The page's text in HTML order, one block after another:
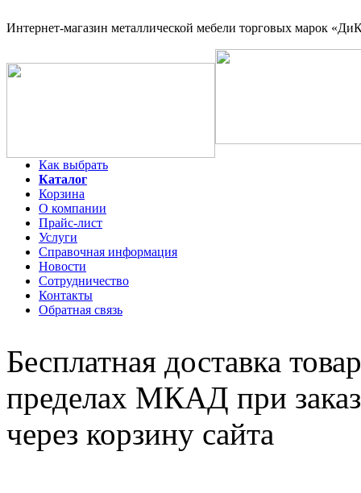
Интернет-магазин металлической мебели торговых марок
Как выбрать
Каталог
Корзина
О компании
Прайс-лист
Услуги
Справочная информация
Новости
Сотрудничество
Контакты
Обратная связь
Бесплатная доставка
пределах МКАД при
через корзину сайта